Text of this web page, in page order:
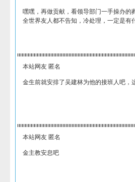
嘿嘿，再做贡献，看领导部门一手操办的
全世界友人都不告知，冷处理，一定是有
本站网友 匿名
金生前就安排了吴建林为他的接班人吧，
本站网友 匿名
金主教安息吧